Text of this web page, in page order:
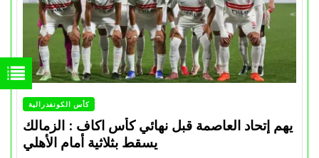
كأس الكونفدرالية
يهم إتحاد العاصمة قبل نهائي كأس اكاف : الزمالك